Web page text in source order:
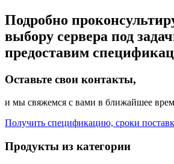
Подробно
выбору сервера под
предоставим
Оставьте свои контакты,
и мы свяжемся с вами в ближайшее
Получить спецификацию, сроки
Продукты из категории